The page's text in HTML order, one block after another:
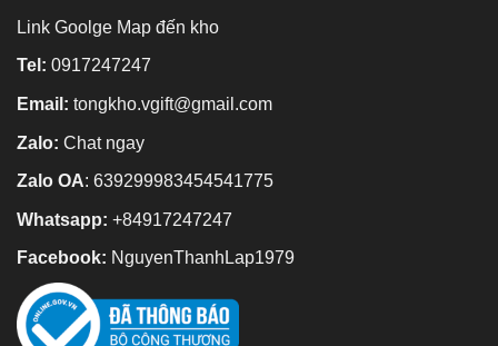
Link Goolge Map đến kho
Tel: 0917247247
Email: tongkho.vgift@gmail.com
Zalo: Chat ngay
Zalo OA: 639299983454541775
Whatsapp: +84917247247
Facebook: NguyenThanhLap1979